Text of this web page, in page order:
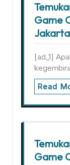
Game
[ad_1]
Read
Game